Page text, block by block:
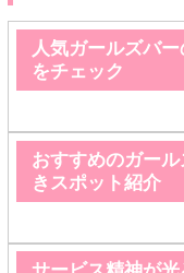
人気ガールズバ
をチェック
おすすめのガー
きスポット紹介